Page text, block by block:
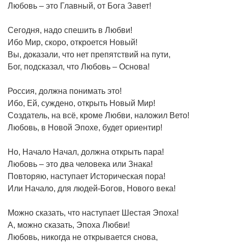
Любовь – это Главный, от Бога Завет!
Сегодня, надо спешить в Любви!
Ибо Мир, скоро, откроется Новый!
Вы, доказали, что нет препятствий на пути,
Бог, подсказал, что Любовь – Основа!
Россия, должна понимать это!
Ибо, Ей, суждено, открыть Новый Мир!
Создатель, на всё, кроме Любви, наложил Вето!
Любовь, в Новой Эпохе, будет ориентир!
Но, Начало Начал, должна открыть пара!
Любовь – это два человека или Знака!
Повторяю, наступает Историческая пора!
Или Начало, для людей-Богов, Нового века!
Можно сказать, что наступает Шестая Эпоха!
А, можно сказать, Эпоха Любви!
Любовь, никогда не открывается снова,